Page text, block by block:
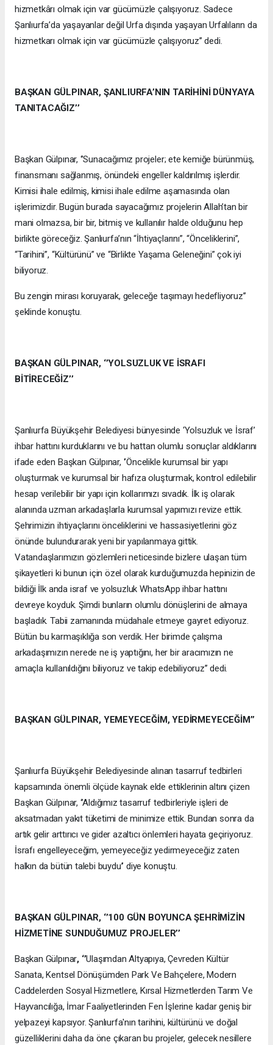
hizmetkârı olmak için var gücümüzle çalışıyoruz. Sadece
Şanlıurfa’da yaşayanlar değil Urfa dışında yaşayan Urfalıların da
hizmetkarı olmak için var gücümüzle çalışıyoruz’’ dedi.
BAŞKAN GÜLPINAR, ŞANLIURFA’NIN TARİHİNİ DÜNYAYA
TANITACAĞIZ’’
Başkan Gülpınar, ‘’Sunacağımız projeler; ete kemiğe bürünmüş,
finansmanı sağlanmış, önündeki engeller kaldırılmış işlerdir.
Kimisi ihale edilmiş, kimisi ihale edilme aşamasında olan
işlerimizdir. Bugün burada sayacağımız projelerin Allah’tan bir
mani olmazsa, bir bir, bitmiş ve kullanılır halde olduğunu hep
birlikte göreceğiz. Şanlıurfa’nın “İhtiyaçlarını”, “Önceliklerini”,
“Tarihini”, “Kültürünü” ve “Birlikte Yaşama Geleneğini” çok iyi
biliyoruz.
Bu zengin mirası koruyarak, geleceğe taşımayı hedefliyoruz’’
şeklinde konuştu.
BAŞKAN GÜLPINAR, ‘’YOLSUZLUK VE İSRAFI
BİTİRECEĞİZ’’
Şanlıurfa Büyükşehir Belediyesi bünyesinde ‘Yolsuzluk ve İsraf’
ihbar hattını kurduklarını ve bu hattan olumlu sonuçlar aldıklarını
ifade eden Başkan Gülpınar, ‘’Öncelikle kurumsal bir yapı
oluşturmak ve kurumsal bir hafıza oluşturmak, kontrol edilebilir
hesap verilebilir bir yapı için kollarımızı sıvadık. İlk iş olarak
alanında uzman arkadaşlarla kurumsal yapımızı revize ettik.
Şehrimizin ihtiyaçlarını önceliklerini ve hassasiyetlerini göz
önünde bulundurarak yeni bir yapılanmaya gittik.
Vatandaşlarımızın gözlemleri neticesinde bizlere ulaşan tüm
şikayetleri ki bunun için özel olarak kurduğumuzda hepinizin de
bildiği İlk anda israf ve yolsuzluk WhatsApp ihbar hattını
devreye koyduk. Şimdi bunların olumlu dönüşlerini de almaya
başladık. Tabii zamanında müdahale etmeye gayret ediyoruz.
Bütün bu karmaşıklığa son verdik. Her birimde çalışma
arkadaşımızın nerede ne iş yaptığını, her bir aracımızın ne
amaçla kullanıldığını biliyoruz ve takip edebiliyoruz’’ dedi.
BAŞKAN GÜLPINAR, YEMEYECEĞİM, YEDİRMEYECEĞİM’’
Şanlıurfa Büyükşehir Belediyesinde alınan tasarruf tedbirleri
kapsamında önemli ölçüde kaynak elde ettiklerinin altını çizen
Başkan Gülpınar, ‘’Aldığımız tasarruf tedbirleriyle işleri de
aksatmadan yakıt tüketimi de minimize ettik. Bundan sonra da
artık gelir arttırıcı ve gider azaltıcı önlemleri hayata geçiriyoruz.
İsrafı engelleyeceğim, yemeyeceğiz yedirmeyeceğiz zaten
halkın da bütün talebi buydu’’ diye konuştu.
BAŞKAN GÜLPINAR, ‘’100 GÜN BOYUNCA ŞEHRİMİZİN
HİZMETİNE SUNDUĞUMUZ PROJELER’’
Başkan Gülpınar, ‘’Ulaşımdan Altyapıya, Çevreden Kültür
Sanata, Kentsel Dönüşümden Park Ve Bahçelere, Modern
Caddelerden Sosyal Hizmetlere, Kırsal Hizmetlerden Tarım Ve
Hayvancılığa, İmar Faaliyetlerinden Fen İşlerine kadar geniş bir
yelpazeyi kapsıyor. Şanlıurfa'nın tarihini, kültürünü ve doğal
güzelliklerini daha da öne çıkaran bu projeler, gelecek nesillere